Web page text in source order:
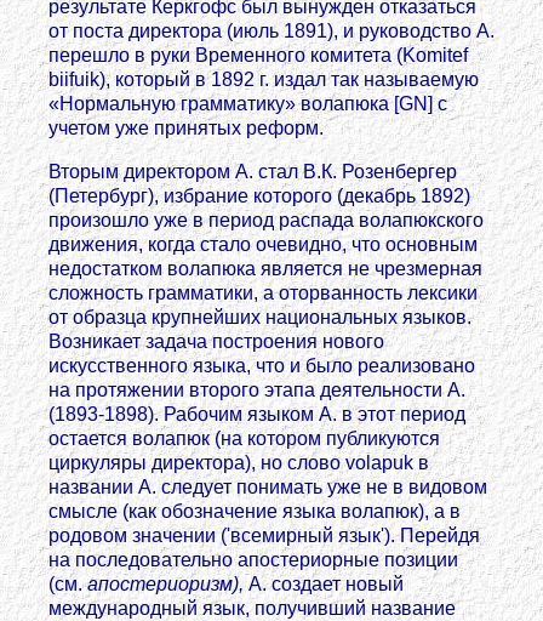
результате Керкгофс был вынужден отказаться
от поста директора (июль 1891), и руководство А.
перешло в руки Временного комитета (Komitef
biifuik), который в 1892 г. издал так называемую
«Нормальную грамматику» волапюка [GN] с
учетом уже принятых реформ.
Вторым директором А. стал В.К. Розенбергер
(Петербург), избрание которого (декабрь 1892)
произошло уже в период распада волапюкского
движения, когда стало очевидно, что основным
недостатком волапюка является не чрезмерная
сложность грамматики, а оторванность лексики
от образца крупнейших национальных языков.
Возникает задача построения нового
искусственного языка, что и было реализовано
на протяжении второго этапа деятельности А.
(1893-1898). Рабочим языком А. в этот период
остается волапюк (на котором публикуются
циркуляры директора), но слово volapuk в
названии А. следует понимать уже не в видовом
смысле (как обозначение языка волапюк), а в
родовом значении ('всемирный язык'). Перейдя
на последовательно апостериорные позиции
(см.апостериоризм),А. создает новый
международный язык, получивший название